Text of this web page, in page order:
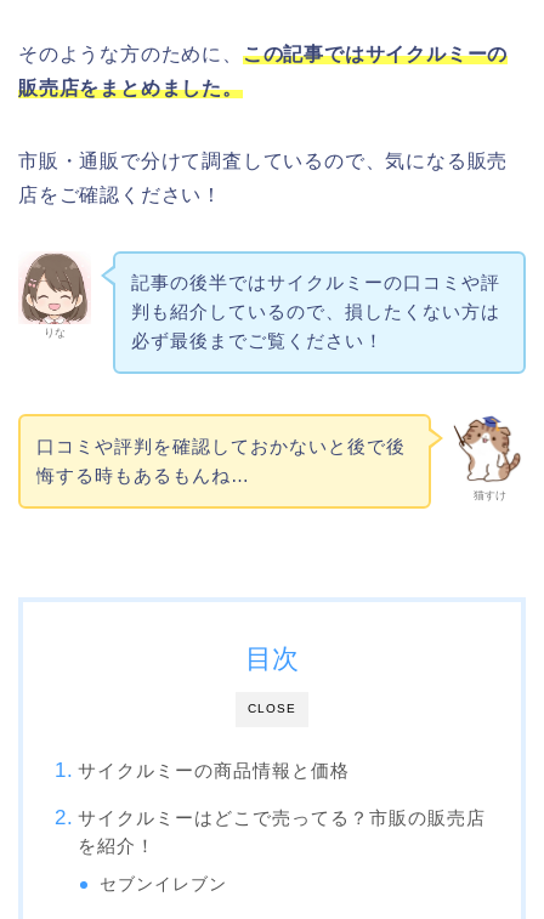
そのような方のために、 この記事ではサイクルミーの
販売店をまとめました。
市販・通販で分けて調査しているので、気になる販売
店をご確認ください！
りな
記事の後半ではサイクルミーの口コミや評
判も紹介しているので、損したくない方は
必ず最後までご覧ください！
猫すけ
口コミや評判を確認しておかないと後で後
悔する時もあるもんね…
CLOSE
目次
サイクルミーの商品情報と価格
サイクルミーはどこで売ってる？市販の販売店
を紹介！
セブンイレブン